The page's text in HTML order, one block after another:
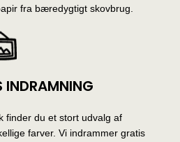
fra bæredygtigt skovbrug.
INDRAMNING
finder du et stort udvalg af
farver. Vi indrammer gratis